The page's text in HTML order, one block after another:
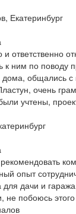
Екатеринбург
и ответственно
ним по поводу
дома, общались
очень
учтены,
опыт
для дачи и
не побоюсь